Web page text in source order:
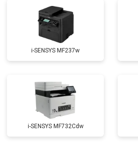
i-SENSYS MF237w
i-SENSYS MF732Cdw